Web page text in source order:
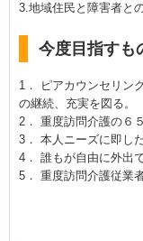
3.地域住民と障害者と
今度目指すも
1． ピアカウンセリン
の継続、充実を図る。
2． 重度訪問介護の６
3． 本人ニーズに即し
4． 誰もが自由に外出
5． 重度訪問介護従業